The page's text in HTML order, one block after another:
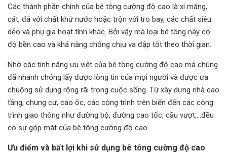
Các thành phần chính của bê tông cường độ cao là xi măng,
cát, đá với chất khử nước hoặc trộn với tro bay, các chất siêu
dẻo và phụ gia hoạt tính khác. Bởi vậy mà loại bê tông này có
độ bền cao và khả năng chống chịu va đập tốt theo thời gian.
Nhờ các tính năng ưu việt của bê tông cường độ cao mà chúng
đã nhanh chóng lấy được lòng tin của mọi người và được ưa
chuộng sử dụng rộng rãi trong cuộc sống. Từ xây dựng nhà cao
tầng, chung cư, cao ốc, các công trình trên biển đến các công
trình giao thông như đường bộ, đường cao tốc, cầu vượt,…đều
có sự góp mặt của bê tông cường độ cao.
Ưu điểm và bất lợi khi sử dụng bê tông cường độ cao